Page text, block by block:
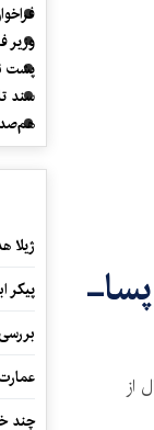
از
پشت
سند
ژیلا
پیکر
چند